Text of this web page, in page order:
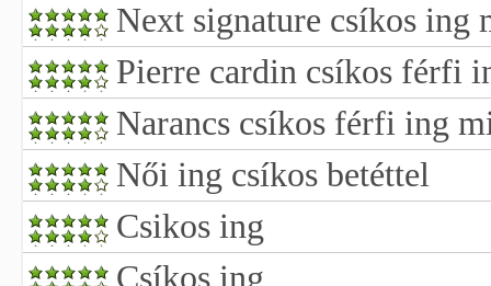
Next signature csíkos ing
Pierre cardin csíkos férfi
Narancs csíkos férfi ing
Női ing csíkos betéttel
Csikos ing
Csíkos ing